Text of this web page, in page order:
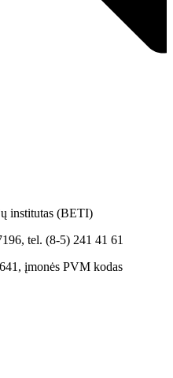
institutas (BETI)
tel. (8-5) 241 41 61
įmonės PVM kodas